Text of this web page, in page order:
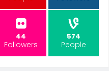
44
Followers
574
People